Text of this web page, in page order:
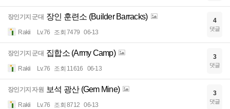
장인기지 군대 장인 훈련소 (Builder Barracks)
Rakii Lv.76 조회 7479 06-13
4
댓글
장인기지 군대 집합소 (Army Camp)
Rakii Lv.76 조회 11616 06-13
3
댓글
장인기지 자원 보석 광산 (Gem Mine)
Rakii Lv.76 조회 8712 06-13
3
댓글